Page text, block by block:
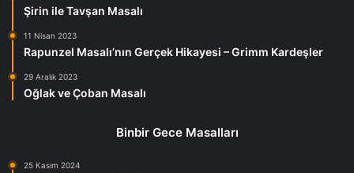
Şirin ile Tavşan Masalı
11 Nisan 2023
Rapunzel Masalı’nın Gerçek Hikayesi – Grimm Kardeşler
29 Aralık 2023
Oğlak ve Çoban Masalı
Binbir Gece Masalları
25 Kasım 2024